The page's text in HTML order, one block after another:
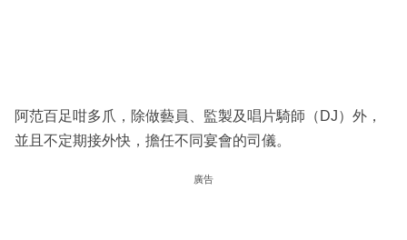
阿范百足咁多爪，除做藝員、監製及唱片騎師（DJ）外，
並且不定期接外快，擔任不同宴會的司儀。
廣告